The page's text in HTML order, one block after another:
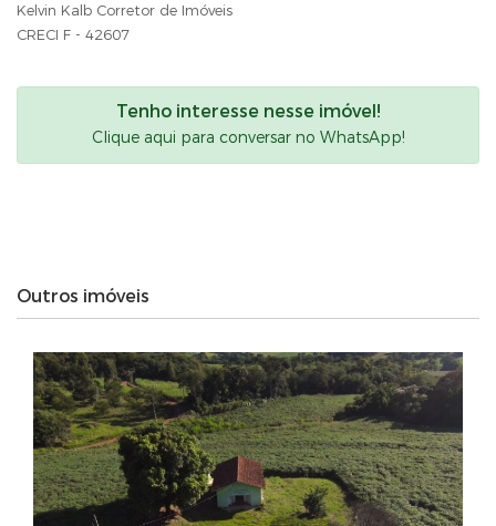
Kelvin Kalb Corretor de Imóveis
CRECI F - 42607
Tenho interesse nesse imóvel!
Clique aqui para conversar no WhatsApp!
Outros imóveis